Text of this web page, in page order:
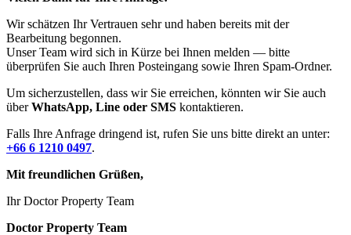
Wir schätzen Ihr Vertrauen sehr und haben bereits mit der
Bearbeitung begonnen.
Unser Team wird sich in Kürze bei Ihnen melden — bitte
überprüfen Sie auch Ihren Posteingang sowie Ihren Spam-Ordner.
Um sicherzustellen, dass wir Sie erreichen, könnten wir Sie auch
überWhatsApp, Line oder SMS kontaktieren.
Falls Ihre Anfrage dringend ist, rufen Sie uns bitte direkt an unter:
+66 6 1210 0497.
Mit freundlichen Grüßen,
Ihr Doctor Property Team
Doctor Property Team